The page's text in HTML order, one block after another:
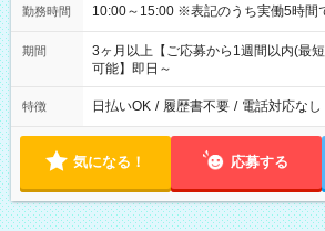
勤務時間 10:00～15:00 ※表記のうち実働5時
期間
3ヶ月以上【ご応募から1週間以内(最
可能】即日～
特徴 日払いOK / 履歴書不要 / 電話対応なし
気になる！ 応募する